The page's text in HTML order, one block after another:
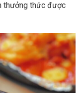
thưởng thức được